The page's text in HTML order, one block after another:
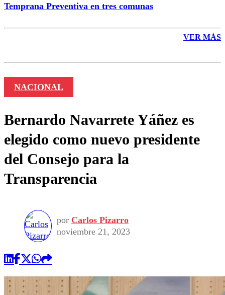
Temprana Preventiva en tres comunas
VER MÁS
NACIONAL
Bernardo Navarrete Yáñez es
elegido como nuevo presidente
del Consejo para la
Transparencia
por Carlos Pizarro
noviembre 21, 2023